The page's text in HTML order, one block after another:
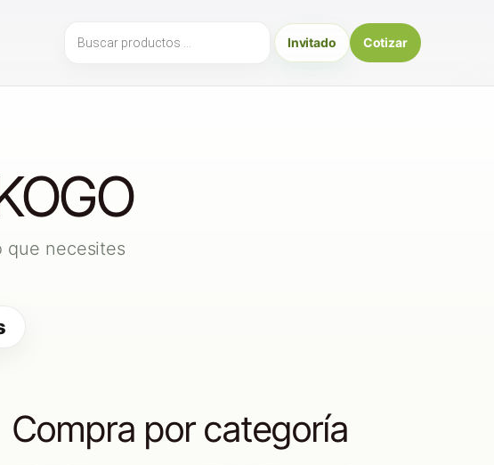
Invitado Cotizar
que necesites
Compra por categoría